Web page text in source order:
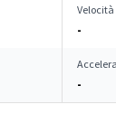
-
-